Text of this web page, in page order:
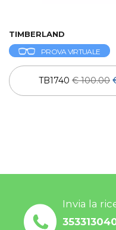
TIMBERLAND
PROVA VIRTUALE
TB1740 € 100.00
Invia la